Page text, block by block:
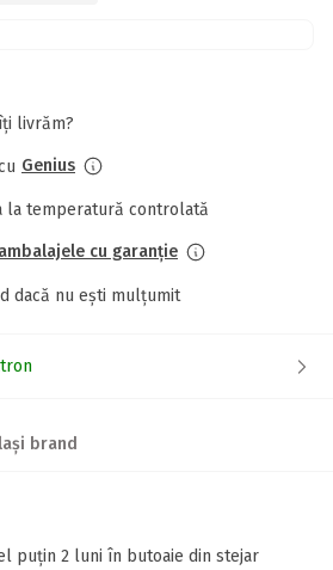
livrăm?
Genius
la temperatură controlată
ambalajele cu garanție
dacă nu ești mulțumit
brand
puțin 2 luni în butoaie din stejar